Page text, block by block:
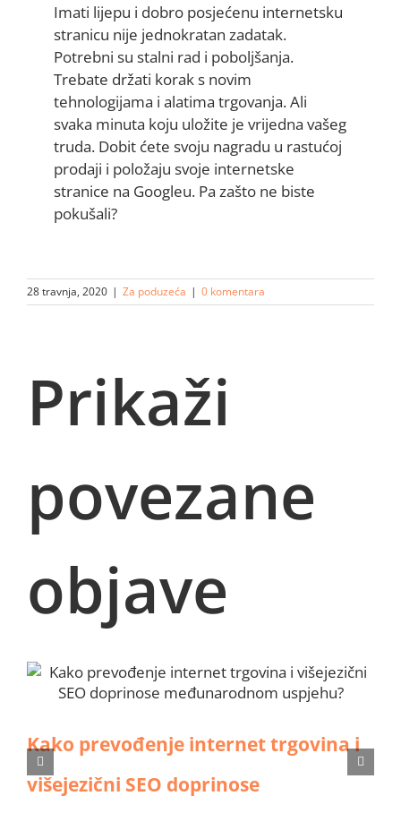
Imati lijepu i dobro posjećenu internetsku
stranicu nije jednokratan zadatak.
Potrebni su stalni rad i poboljšanja.
Trebate držati korak s novim
tehnologijama i alatima trgovanja. Ali
svaka minuta koju uložite je vrijedna vašeg
truda. Dobit ćete svoju nagradu u rastućoj
prodaji i položaju svoje internetske
stranice na Googleu. Pa zašto ne biste
pokušali?
28 travnja, 2020 | Za poduzeća | 0 komentara
Prikaži
povezane
objave
Kako prevođenje internet trgovina i
višejezični SEO doprinose